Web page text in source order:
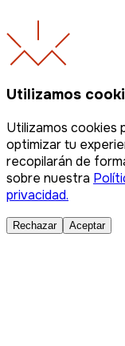
Utilizamos
Utilizamos cookies
optimizar tu
recopilarán de
sobre nuestra
privacidad.
Rechazar Aceptar